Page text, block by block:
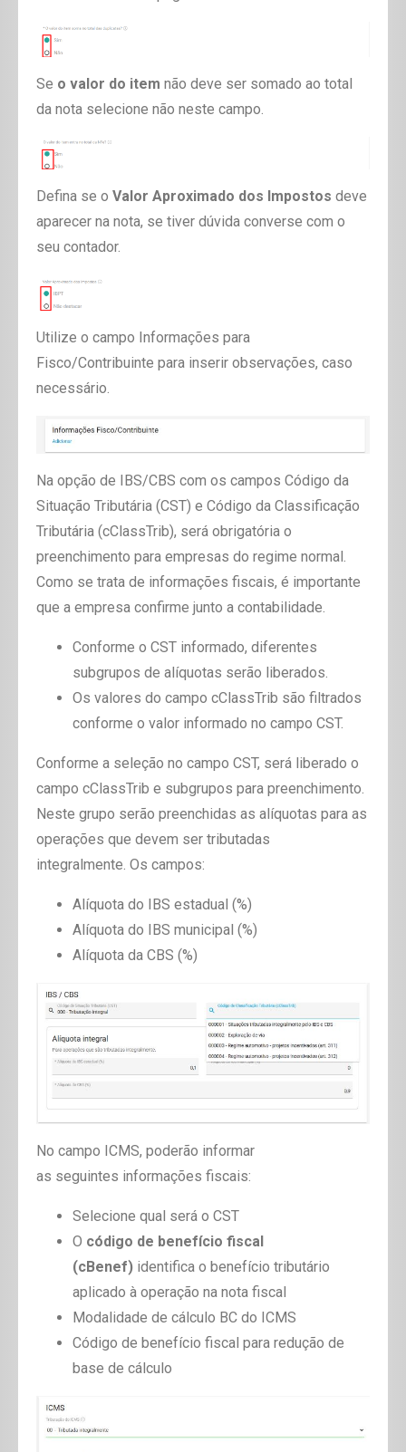
Se o valor do item não deve ser somado ao total
da nota selecione não neste campo.
Defina se o Valor Aproximado dos Impostos deve
aparecer na nota, se tiver dúvida converse com o
seu contador.
Utilize o campo Informações para
Fisco/Contribuinte para inserir observações, caso
necessário.
Na opção de IBS/CBS com os campos Código da
Situação Tributária (CST) e Código da Classificação
Tributária (cClassTrib), será obrigatória o
preenchimento para empresas do regime normal.
Como se trata de informações fiscais, é importante
que a empresa confirme junto a contabilidade.
Conforme o CST informado, diferentes
subgrupos de alíquotas serão liberados.
Os valores do campo cClassTrib são filtrados
conforme o valor informado no campo CST.
Conforme a seleção no campo CST, será liberado o
campo cClassTrib e subgrupos para preenchimento.
Neste grupo serão preenchidas as alíquotas para as
operações que devem ser tributadas
integralmente. Os campos:
Alíquota do IBS estadual (%)
Alíquota do IBS municipal (%)
Alíquota da CBS (%)
No campo ICMS, poderão informar
as seguintes informações fiscais:
Selecione qual será o CST
O código de benefício fiscal
(cBenef) identifica o benefício tributário
aplicado à operação na nota fiscal
Modalidade de cálculo BC do ICMS
Código de benefício fiscal para redução de
base de cálculo